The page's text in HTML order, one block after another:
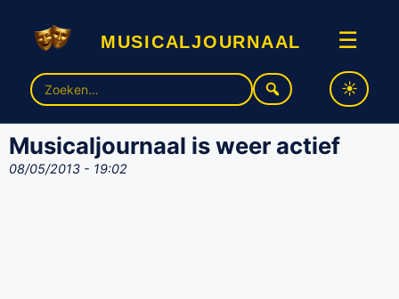
musicaljournaal ☰
Zoek
naar:
Musicaljournaal is weer actief
08/05/2013 - 19:02